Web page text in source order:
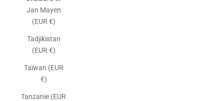
Jan Mayen
(EUR €)
Tadjikistan
(EUR €)
Taïwan (EUR
€)
Tanzanie (EUR